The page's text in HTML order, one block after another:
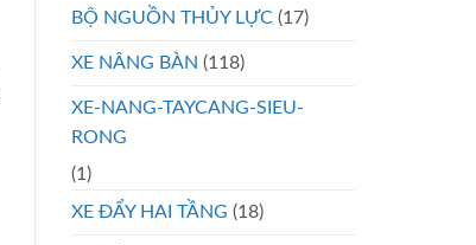
BỘ NGUỒN THỦY LỰC (17)
XE NÂNG BÀN (118)
XE-NANG-TAYCANG-SIEU-
RONG
(1)
XE ĐẨY HAI TẦNG (18)